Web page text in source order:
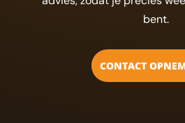
bent.
CONTACT